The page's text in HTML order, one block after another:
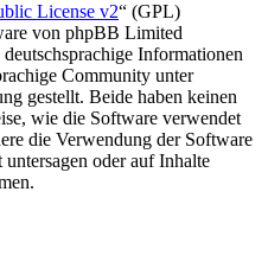
License v2“ (GPL)
von phpBB Limited
Informationen
Community unter
gestellt. Beide haben keinen
wie die Software verwendet
die Verwendung der Software
oder auf Inhalte